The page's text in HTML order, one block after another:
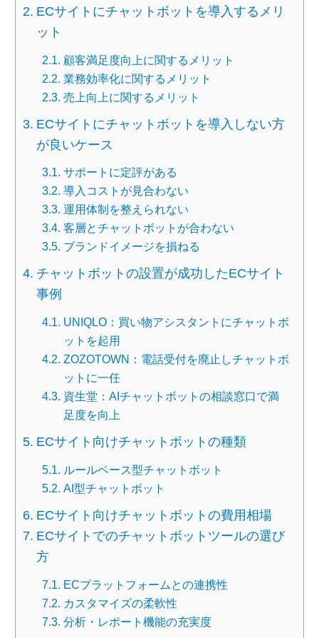
ECサイトにチャットボットを導入するメリ
ット
顧客満足度向上に関するメリット
業務効率化に関するメリット
売上向上に関するメリット
ECサイトにチャットボットを導入しない方
が良いケース
サポートに定評がある
導入コストが見合わない
運用体制を整えられない
客層とチャットボットが合わない
ブランドイメージを損ねる
チャットボットの設置が成功したECサイト
事例
UNIQLO：買い物アシスタントにチャットボ
ットを起用
ZOZOTOWN：電話受付を廃止しチャットボ
ットに一任
資生堂：AIチャットボットの相談窓口で満
足度を向上
ECサイト向けチャットボットの種類
ルールベース型チャットボット
AI型チャットボット
ECサイト向けチャットボットの費用相場
ECサイトでのチャットボットツールの選び
方
ECプラットフォームとの連携性
カスタマイズの柔軟性
分析・レポート機能の充実度